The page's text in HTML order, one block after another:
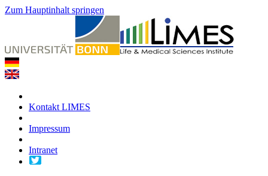
Zum Hauptinhalt springen
Kontakt LIMES
Impressum
Intranet